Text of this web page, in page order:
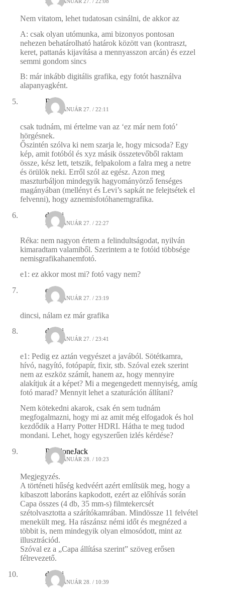
Nem vitatom, lehet tudatosan csinálni, de akkor az
A: csak olyan utómunka, ami bizonyos pontosan
nehezen behatárolható határok között van (kontraszt,
keret, pattanás kijavítása a mennyasszon arcán) és ezzel
semmi gondom sincs
B: már inkább digitális grafika, egy fotót használva
alapanyagként.
Réka
2009. JANUÁR 27. / 22:11
csak tudnám, mi értelme van az ‘ez már nem fotó’
hörgésnek.
Őszintén szólva ki nem szarja le, hogy micsoda? Egy
kép, amit fotóból és xyz másik összetevőből raktam
össze, kész lett, tetszik, felpakolom a falra meg a netre
és örülök neki. Erről szól az egész. Azon meg
maszturbáljon mindegyik hagyományörző fenséges
magányában (mellényt és Levi’s sapkát ne felejtsétek el
felvenni), hogy aznemisfotóhanemgrafika.
dincsi
2009. JANUÁR 27. / 22:27
Réka: nem nagyon értem a felindultságodat, nyilván
kimaradtam valamiből. Szerintem a te fotóid többsége
nemisgrafikahanemfotó.
e1: ez akkor most mi? fotó vagy nem?
e1
2009. JANUÁR 27. / 23:19
dincsi, nálam ez már grafika
dincsi
2009. JANUÁR 27. / 23:41
e1: Pedig ez aztán vegyészet a javából. Sötétkamra,
hívó, nagyító, fotópapír, fixir, stb. Szóval ezek szerint
nem az eszköz számít, hanem az, hogy mennyire
alakítjuk át a képet? Mi a megengedett mennyiség, amíg
fotó marad? Mennyit lehet a szaturáción állítani?
Nem kötekedni akarok, csak én sem tudnám
megfogalmazni, hogy mi az amit még elfogadok és hol
kezdődik a Harry Potter HDRI. Hátha te meg tudod
mondani. Lehet, hogy egyszerűen izlés kérdése?
PsycloneJack
2009. JANUÁR 28. / 10:23
Megjegyzés.
A történeti hűség kedvéért azért említsük meg, hogy a
kibaszott laboráns kapkodott, ezért az előhívás során
Capa összes (4 db, 35 mm-s) filmtekercsét
szétolvasztotta a szárítókamrában. Mindössze 11 felvétel
menekült meg. Ha rászánsz némi időt és megnézed a
többit is, nem mindegyik olyan elmosódott, mint az
illusztrációd.
Szóval ez a „Capa állítása szerint” szöveg erősen
félrevezető.
dincsi
2009. JANUÁR 28. / 10:39